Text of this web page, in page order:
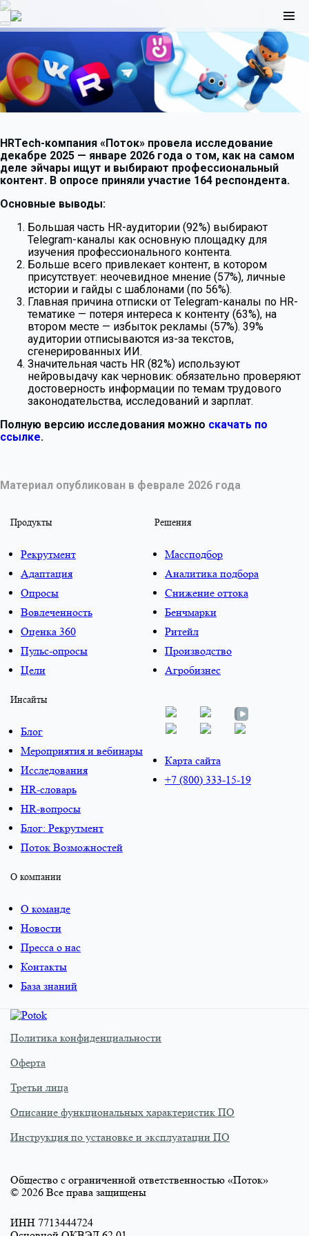
HRTech-компания «Поток» провела исследование
декабре 2025 — январе 2026 года о том, как на самом
деле эйчары ищут и выбирают профессиональный
контент. В опросе приняли участие 164 респондента.
Основные выводы:
Большая часть HR-аудитории (92%) выбирают
Telegram-каналы как основную площадку для
изучения профессионального контента.
Больше всего привлекает контент, в котором
присутствует: неочевидное мнение (57%), личные
истории и гайды с шаблонами (по 56%).
Главная причина отписки от Telegram-каналы по HR-
тематике — потеря интереса к контенту (63%), на
втором месте — избыток рекламы (57%). 39%
аудитории отписываются из-за текстов,
сгенерированных ИИ.
Значительная часть HR (82%) используют
нейровыдачу как черновик: обязательно проверяют
достоверность информации по темам трудового
законодательства, исследований и зарплат.
Полную версию исследования можно скачать по
ссылке.
Материал опубликован в феврале 2026 года
Продукты
Рекрутмент
Адаптация
Опросы
Вовлеченность
Оценка 360
Пульс-опросы
Цели
Решения
Массподбор
Аналитика подбора
Снижение оттока
Бенчмарки
Ритейл
Производство
Агробизнес
Инсайты
Блог
Мероприятия и вебинары
Исследования
HR-словарь
HR-вопросы
Блог: Рекрутмент
Поток Возможностей
О компании
О команде
Новости
Пресса о нас
Контакты
База знаний
Карта сайта
+7 (800) 333-15-19
Политика конфиденциальности
Оферта
Третьи лица
Описание функциональных характеристик ПО
Инструкция по установке и эксплуатации ПО
Общество с ограниченной ответственностью «Поток»
© 2026 Все права защищены
ИНН 7713444724